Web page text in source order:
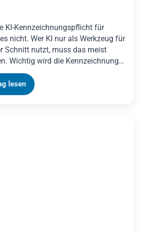
KI-Kennzeichnungspflicht für
nicht. Wer KI nur als Werkzeug für
Schnitt nutzt, muss das meist
Wichtig wird die Kennzeichnung,
echt wirken oder
generiert sind. Geßner Legal erklärt
das Risiko einer Irreführung nach
lesen